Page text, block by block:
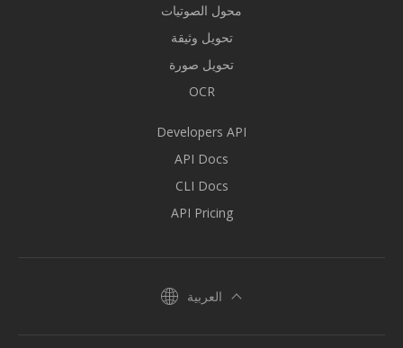
محول الصوتيات
تحويل وثيقة
تحويل صورة
OCR
Developers API
API Docs
CLI Docs
API Pricing
العربية